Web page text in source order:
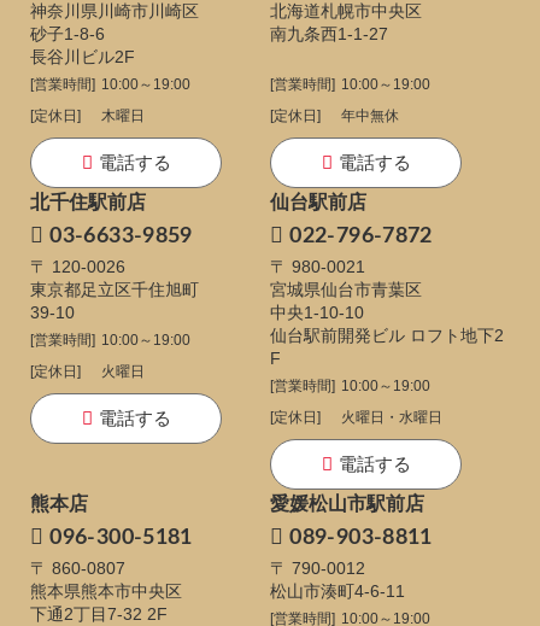
神奈川県川崎市川崎区
砂子1-8-6
長谷川ビル2F
[営業時間] 10:00～19:00
[定休日]
木曜日
電話する
北海道札幌市中央区
南九条西1-1-27
[営業時間] 10:00～19:00
[定休日]
年中無休
電話する
北千住駅前店
03-6633-9859
〒 120-0026
東京都足立区千住旭町
39-10
[営業時間] 10:00～19:00
[定休日]
火曜日
電話する
仙台駅前店
022-796-7872
〒 980-0021
宮城県仙台市青葉区
中央1-10-10
仙台駅前開発ビル ロフト地下2
F
[営業時間] 10:00～19:00
[定休日]
火曜日・水曜日
電話する
熊本店
096-300-5181
〒 860-0807
熊本県熊本市中央区
下通2丁目7-32 2F
愛媛松山市駅前店
089-903-8811
〒 790-0012
松山市湊町4-6-11
[営業時間] 10:00～19:00